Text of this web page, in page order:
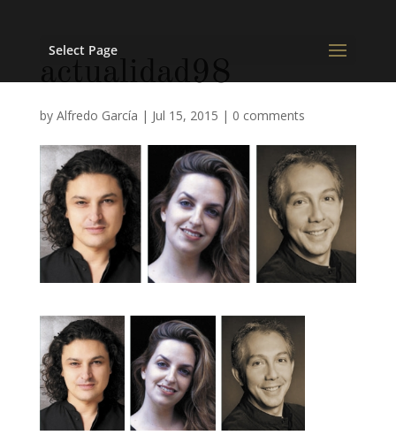
Select Page
actualidad98
by Alfredo García | Jul 15, 2015 | 0 comments